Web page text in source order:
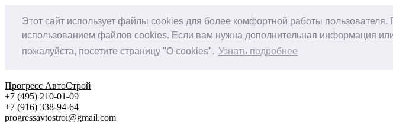
Этот сайт использует файлы cookies для более комфортной работы
использованием файлов cookies. Если вам нужна дополнительная информация
пожалуйста, посетите страницу "О cookies". Узнать подробнее
Прогресс АвтоСтрой
+7 (495) 210-01-09
+‎7 (916) 338-94-64
progressavtostroi@gmail.com